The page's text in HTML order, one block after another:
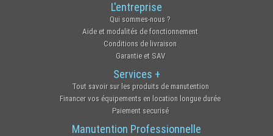
L'entreprise
Qui sommes-nous ?
Aide et modalités de fonctionnement
Conditions de livraison
Garantie et SAV
Services +
Tout savoir sur les produits de manutention
Financer vos équipements en location longue durée
Paiement securisé
Manutention Professionnelle